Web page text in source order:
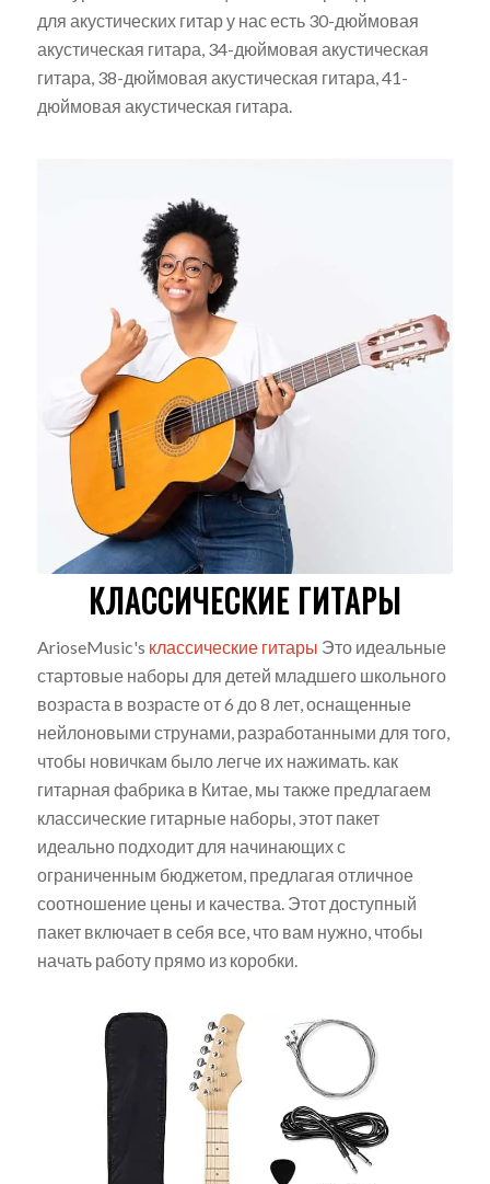
для акустических гитар у нас есть 30-дюймовая
акустическая гитара, 34-дюймовая акустическая
гитара, 38-дюймовая акустическая гитара, 41-
дюймовая акустическая гитара.
КЛАССИЧЕСКИЕ ГИТАРЫ
ArioseMusic's классические гитары Это идеальные
стартовые наборы для детей младшего школьного
возраста в возрасте от 6 до 8 лет, оснащенные
нейлоновыми струнами, разработанными для того,
чтобы новичкам было легче их нажимать. как
гитарная фабрика в Китае, мы также предлагаем
классические гитарные наборы, этот пакет
идеально подходит для начинающих с
ограниченным бюджетом, предлагая отличное
соотношение цены и качества. Этот доступный
пакет включает в себя все, что вам нужно, чтобы
начать работу прямо из коробки.